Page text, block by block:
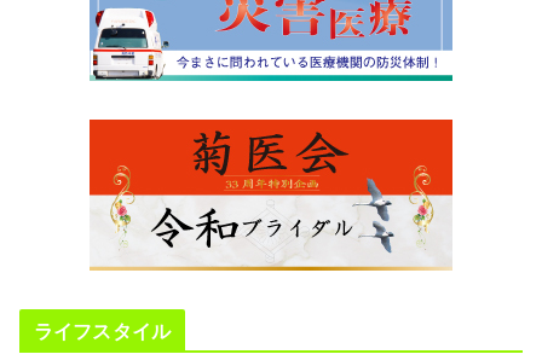
ライフスタイル